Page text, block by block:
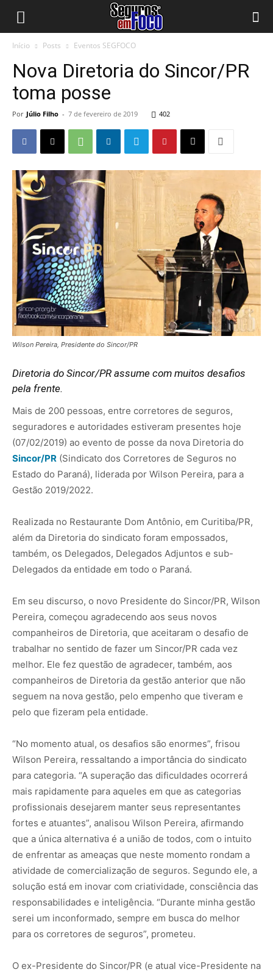
Início Posts Eventos SEGFOCO
Nova Diretoria do Sincor/PR
toma posse
Por Júlio Filho - 7 de fevereiro de 2019 402
Wilson Pereira, Presidente do Sincor/PR
Diretoria do Sincor/PR assume com muitos desafios
pela frente.
Mais de 200 pessoas, entre corretores de seguros,
seguradores e autoridades estiveram presentes hoje
(07/02/2019) ao evento de posse da nova Diretoria do
Sincor/PR (Sindicato dos Corretores de Seguros no
Estado do Paraná), liderada por Wilson Pereira, para a
Gestão 2019/2022.
Realizada no Restaurante Dom Antônio, em Curitiba/PR,
além da Diretoria do sindicato foram empossados,
também, os Delegados, Delegados Adjuntos e sub-
Delegados da entidade em todo o Paraná.
Em seu discurso, o novo Presidente do Sincor/PR, Wilson
Pereira, começou agradecendo aos seus novos
companheiros de Diretoria, que aceitaram o desafio de
trabalhar no sentido de fazer um Sincor/PR cada vez
melhor. Ele fez questão de agradecer, também, aos
companheiros de Diretoria da gestão anterior que não
seguem na nova gestão, pelo empenho que tiveram e
pelo que fizeram pela entidade.
“No momento atual, os desafios são enormes”, frisou
Wilson Pereira, ressaltando a importância do sindicato
para categoria. “A superação das dificuldades ocorrerá
mais rapidamente para aqueles em que as categorias
profissionais desejarem manter seus representantes
fortes e atuantes”, analisou Wilson Pereira, afirmando
que a única alternativa é a união de todos, com o intuito
de enfrentar as ameaças que neste momento rondam a
atividade de comercialização de seguros. Segundo ele, a
solução está em inovar com criatividade, consciência das
responsabilidades e inteligência. “Durante minha gestão
serei um inconformado, sempre em busca do melhor
para os corretores de seguros”, prometeu.
O ex-Presidente do Sincor/PR (e atual vice-Presidente na